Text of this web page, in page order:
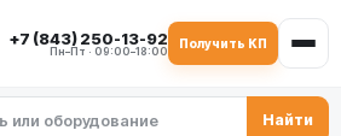
+7 (843) 250-13-92
Пн–Пт · 09:00–18:00
Получить КП
Найти